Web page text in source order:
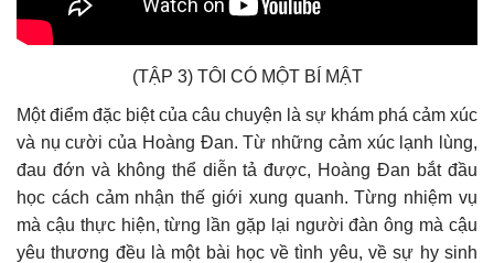
(TẬP 3) TÔI CÓ MỘT BÍ MẬT
Một điểm đặc biệt của câu chuyện là sự khám phá cảm xúc
và nụ cười của Hoàng Đan. Từ những cảm xúc lạnh lùng,
đau đớn và không thể diễn tả được, Hoàng Đan bắt đầu
học cách cảm nhận thế giới xung quanh. Từng nhiệm vụ
mà cậu thực hiện, từng lần gặp lại người đàn ông mà cậu
yêu thương đều là một bài học về tình yêu, về sự hy sinh